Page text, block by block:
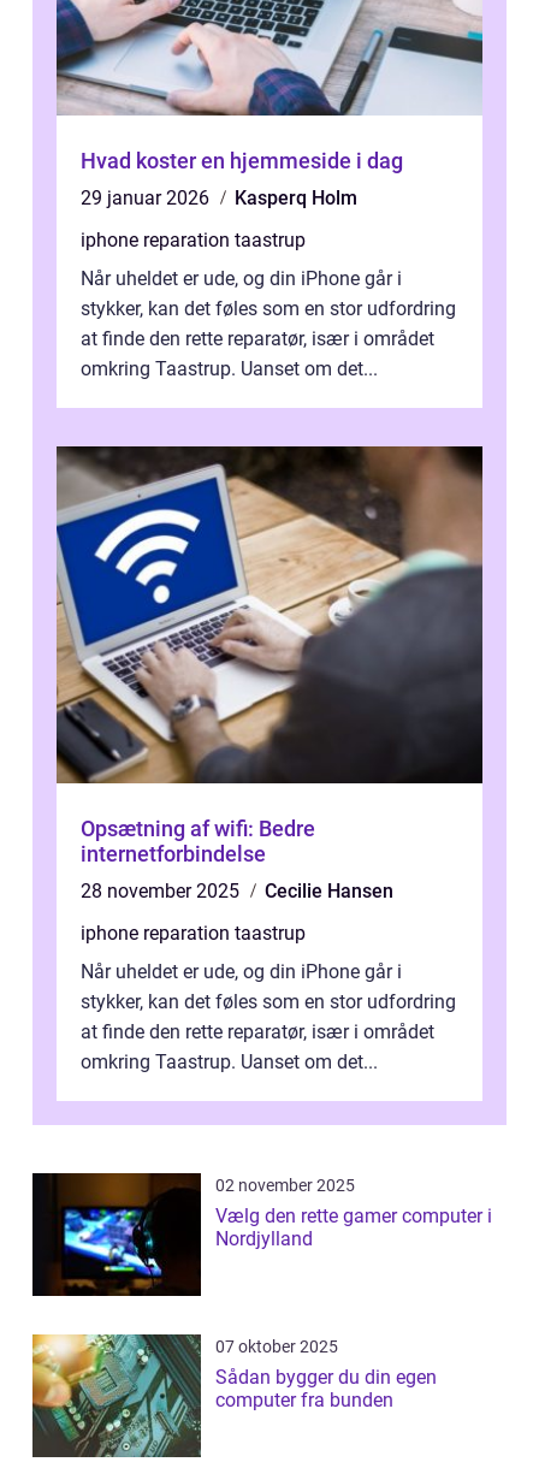
Hvad koster en hjemmeside i dag
29 januar 2026
Kasperq Holm
iphone reparation taastrup
Når uheldet er ude, og din iPhone går i
stykker, kan det føles som en stor udfordring
at finde den rette reparatør, især i området
omkring Taastrup. Uanset om det...
Opsætning af wifi: Bedre
internetforbindelse
28 november 2025
Cecilie Hansen
iphone reparation taastrup
Når uheldet er ude, og din iPhone går i
stykker, kan det føles som en stor udfordring
at finde den rette reparatør, især i området
omkring Taastrup. Uanset om det...
02 november 2025
Vælg den rette gamer computer i
Nordjylland
07 oktober 2025
Sådan bygger du din egen
computer fra bunden